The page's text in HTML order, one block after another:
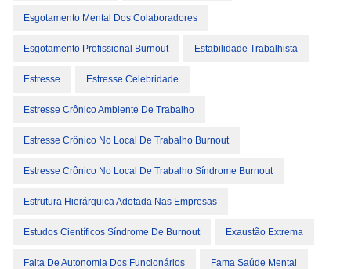
Esgotamento Mental Dos Colaboradores
Esgotamento Profissional Burnout Estabilidade Trabalhista
Estresse Estresse Celebridade
Estresse Crônico Ambiente De Trabalho
Estresse Crônico No Local De Trabalho Burnout
Estresse Crônico No Local De Trabalho Síndrome Burnout
Estrutura Hierárquica Adotada Nas Empresas
Estudos Científicos Síndrome De Burnout Exaustão Extrema
Falta De Autonomia Dos Funcionários Fama Saúde Mental